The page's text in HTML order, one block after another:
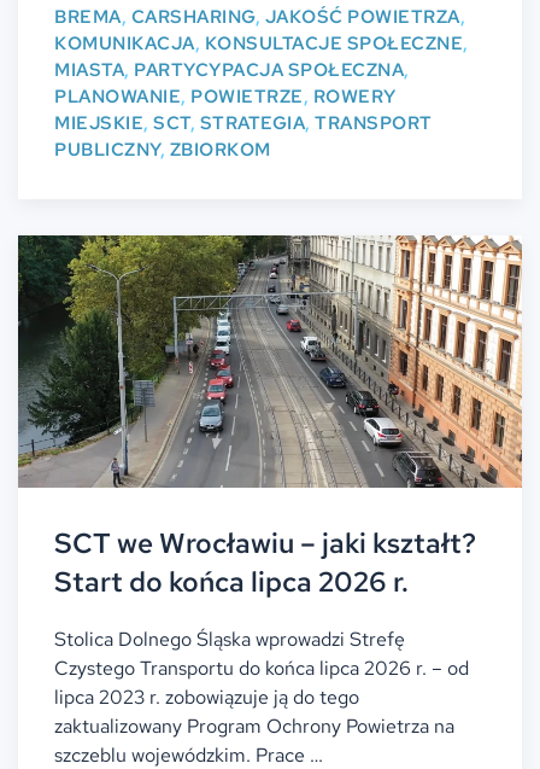
BREMA, CARSHARING, JAKOŚĆ POWIETRZA,
KOMUNIKACJA, KONSULTACJE SPOŁECZNE,
MIASTA, PARTYCYPACJA SPOŁECZNA,
PLANOWANIE, POWIETRZE, ROWERY
MIEJSKIE, SCT, STRATEGIA, TRANSPORT
PUBLICZNY, ZBIORKOM
SCT we Wrocławiu – jaki kształt?
Start do końca lipca 2026 r.
Stolica Dolnego Śląska wprowadzi Strefę
Czystego Transportu do końca lipca 2026 r. – od
lipca 2023 r. zobowiązuje ją do tego
zaktualizowany Program Ochrony Powietrza na
szczeblu wojewódzkim. Prace …